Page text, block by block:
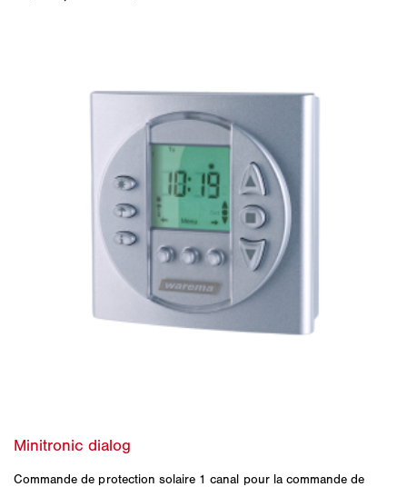
Commande de protection solaire 1 canal pour la commande de